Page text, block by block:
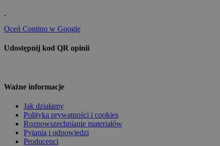
Oceń Contino w Google
Udostępnij kod QR opinii
Ważne informacje
Jak działamy
Polityka prywatności i cookies
Rozpowszechnianie materiałów
Pytania i odpowiedzi
Producenci